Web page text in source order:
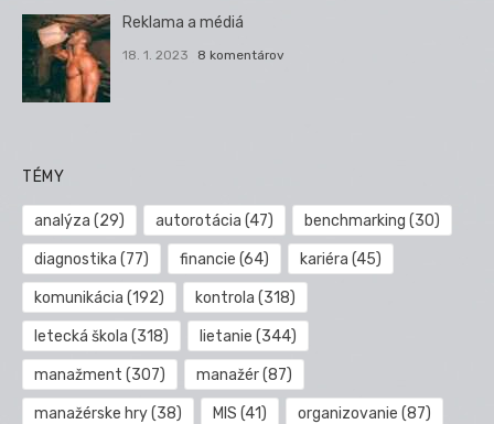
Reklama a médiá
18. 1. 2023 8 komentárov
TÉMY
analýza (29) autorotácia (47) benchmarking (30)
diagnostika (77) financie (64) kariéra (45)
komunikácia (192) kontrola (318)
letecká škola (318) lietanie (344)
manažment (307) manažér(87)
manažérske hry(38) MIS (41) organizovanie (87)